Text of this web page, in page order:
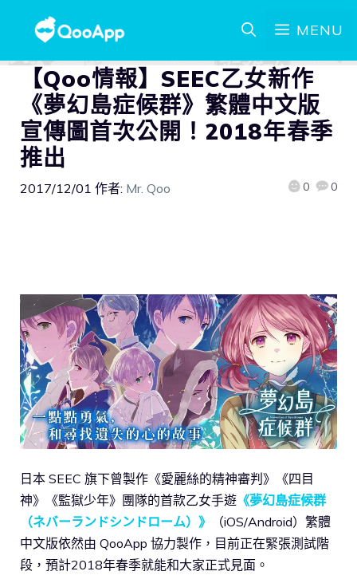
MENU
【Qoo情報】SEEC乙女新作
《夢幻島症候群》繁體中文版
宣傳圖首次公開！2018年春季
推出
2017/12/01 作者: Mr. Qoo 0 0
日本 SEEC 旗下曾製作《愛麗絲的精神審判》《四目
神》《監獄少年》團隊的首款乙女手遊 《夢幻島症候群
（ネバーランドシンドローム）》
（iOS/Android）繁體
中文版依然由 QooApp 協力製作，目前正在緊張測試階
段，預計2018年春季就能和大家正式見面。